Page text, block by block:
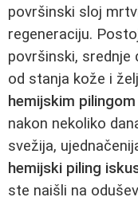
površinski sloj
regeneraciju.
površinski, srednje
od stanja kože i
hemijskim pilingom
nakon nekoliko
svežija,
hemijski piling
ste naišli na